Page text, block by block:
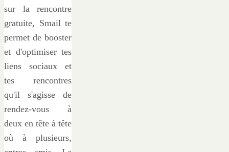
sur la rencontre
gratuite, Smail te
permet de booster
et d'optimiser tes
liens sociaux et
tes rencontres
qu'il s'agisse de
rendez-vous à
deux en tête à tête
où à plusieurs,